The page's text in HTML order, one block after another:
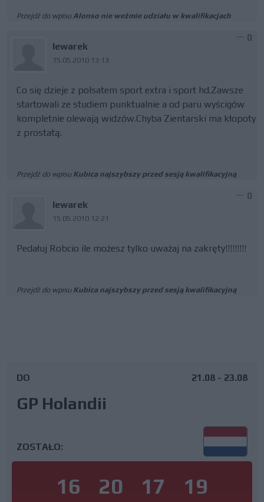
Przejdź do wpisuAlonso nie weźmie udziału w kwalifikacjach
lewarek
15.05.2010 13:13
0
Co się dzieje z polsatem sport extra i sport hd.Zawsze
startowali ze studiem punktualnie a od paru wyścigów
kompletnie olewają widzów.Chyba Zientarski ma kłopoty
z prostatą.
Przejdź do wpisu Kubica najszybszy przed sesją kwalifikacyjną
lewarek
15.05.2010 12:21
0
Pedałuj Robcio ile możesz tylko uważaj na zakręty!!!!!!!!!
Przejdź do wpisu Kubica najszybszy przed sesją kwalifikacyjną
DO
GP Holandii
21.08 - 23.08
ZOSTAŁO:
16 20 17 18